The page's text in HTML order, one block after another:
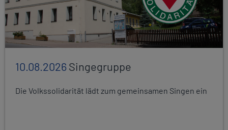
10.08.2026Singegruppe
Die Volkssolidarität lädt zum gemeinsamen Singen ein